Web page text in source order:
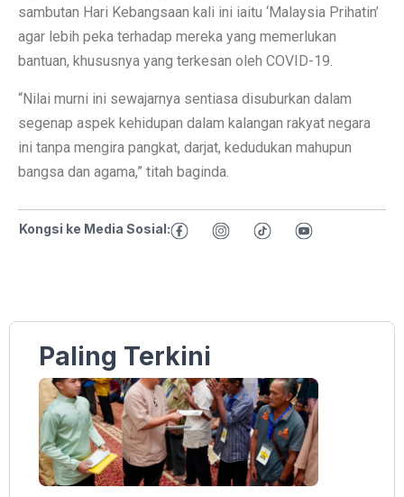
sambutan Hari Kebangsaan kali ini iaitu ‘Malaysia Prihatin’
agar lebih peka terhadap mereka yang memerlukan
bantuan, khususnya yang terkesan oleh COVID-19.
“Nilai murni ini sewajarnya sentiasa disuburkan dalam
segenap aspek kehidupan dalam kalangan rakyat negara
ini tanpa mengira pangkat, darjat, kedudukan mahupun
bangsa dan agama,” titah baginda.
Kongsi ke Media Sosial:
Paling Terkini